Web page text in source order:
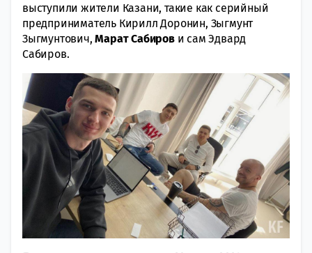
выступили жители Казани, такие как серийный
предприниматель Кирилл Доронин, Зыгмунт
Зыгмунтович,Марат Сабирови сам Эдвард
Сабиров.